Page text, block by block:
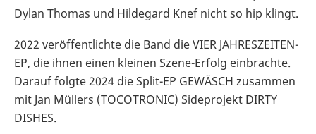
Dylan Thomas und Hildegard Knef nicht so hip klingt.
2022 veröffentlichte die Band die VIER JAHRESZEITEN-
EP, die ihnen einen kleinen Szene-Erfolg einbrachte.
Darauf folgte 2024 die Split-EP GEWÄSCH zusammen
mit Jan Müllers (TOCOTRONIC) Sideprojekt DIRTY
DISHES.